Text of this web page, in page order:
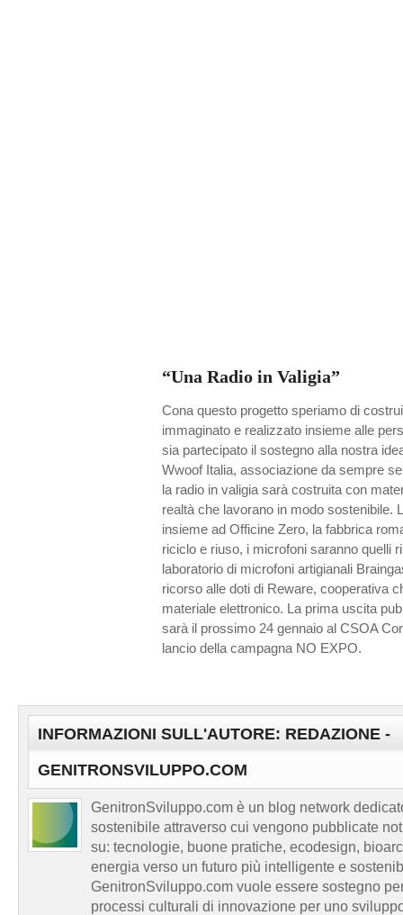
“Una Radio in Valigia”
Cona questo progetto speriamo di
immaginato e realizzato insieme alle
sia partecipato il sostegno alla nostra
Wwoof Italia, associazione da sempre
la radio in valigia sarà costruita con
realtà che lavorano in modo sostenibile.
insieme ad Officine Zero, la fabbrica
riciclo e riuso, i microfoni saranno quelli
laboratorio di microfoni artigianali
ricorso alle doti di Reware, cooperativa
materiale elettronico. La prima uscita
sarà il prossimo 24 gennaio al CSOA
lancio della campagna NO EXPO.
INFORMAZIONI SULL'AUTORE: REDAZIONE -
GENITRONSVILUPPO.COM
GenitronSviluppo.com è un blog network
sostenibile attraverso cui vengono pubblicate
su: tecnologie, buone pratiche, ecodesign,
energia verso un futuro più intelligente e
GenitronSviluppo.com vuole essere sostegno
processi culturali di innovazione per uno